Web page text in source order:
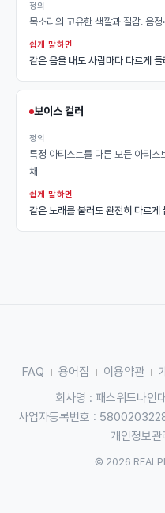
정의
목소리의 고유한 색깔과 질감. 음
쉽게 말하면
같은 음을 내도 사람마다 다르게 들
보이스 컬러
정의
특정 아티스트를 다른 모든 아티스
채
쉽게 말하면
같은 노래를 불러도 완전히 다르게
FAQ 용어집 이용약관
회사명 : 패스워드나인
사업자등록번호 :
개인정보
© 2026